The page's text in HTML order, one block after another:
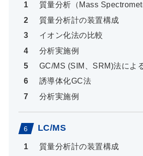
質量分析（Mass
質量分析計の装置構成
イオン化法の比較
分析実施例
GC/MS (SIM、SRM)法によ
誘導体化GC法
分析実施例
LC/MS
質量分析計の装置構成